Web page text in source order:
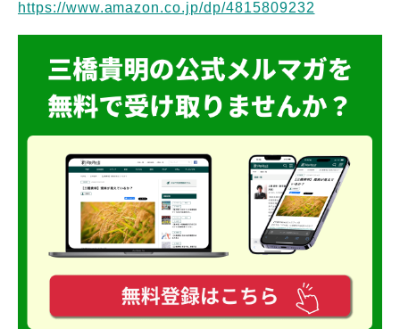
https://www.amazon.co.jp/dp/4815809232